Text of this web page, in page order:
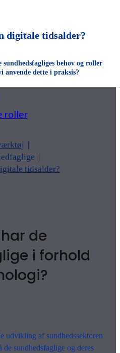
digitale tidsalder?
behov og roller
anvende dette i praksis?
roller
tidsalder?
de
i forhold
udvikling af sundhedssektoren
sundhedsfaglige og deres